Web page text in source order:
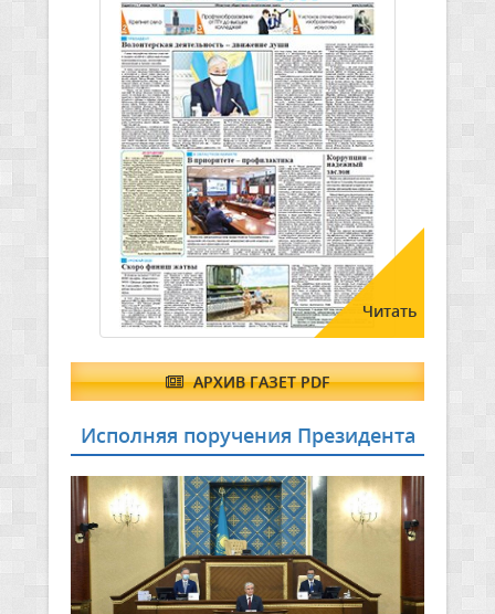
Читать
АРХИВ ГАЗЕТ PDF
Исполняя поручения Президента